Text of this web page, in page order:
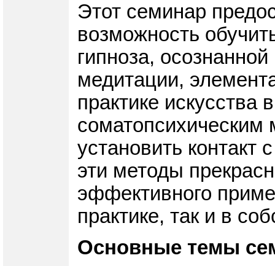
Этот семинар
возможность
гипноза,
медитации,
практике искусства
установить
эти методы
эффективного
практике, так и в
Основные темы